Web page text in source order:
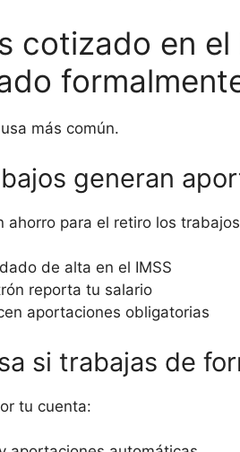
cotizado en el
más común.
generan
ahorro para el retiro los
de alta en el IMSS
reporta tu salario
aportaciones obligatorias
si trabajas de
tu cuenta: